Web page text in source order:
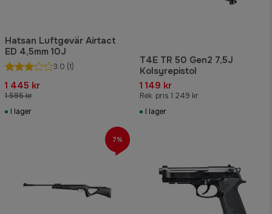
Hatsan Luftgevär Airtact
ED 4,5mm 10J
3.0 (1)
1 445 kr
1 595 kr
I lager
T4E TR 50 Gen2 7,5J
Kolsyrepistol
1 149 kr
Rek. pris 1 249 kr
I lager
7%